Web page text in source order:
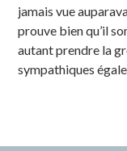
jamais vue
prouve bien qu’il
autant prendre la
sympathiques